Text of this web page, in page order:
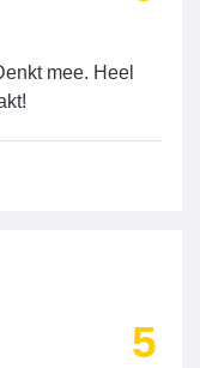
mee. Heel
5